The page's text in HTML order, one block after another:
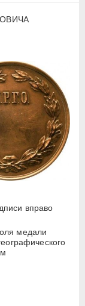
вправо
медали
K
M
И